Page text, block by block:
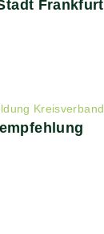
Frankfurt
Kreisverband